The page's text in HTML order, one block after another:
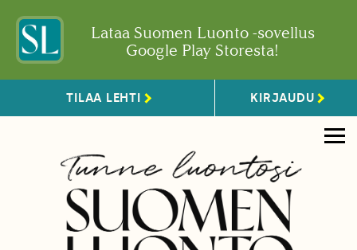
Lataa Suomen Luonto -sovellus
Google Play Storesta!
TILAA LEHTI KIRJAUDU